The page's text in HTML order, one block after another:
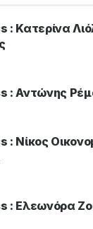
: Κατερίνα
: Αντώνης
: Νίκος
: Ελεωνόρα